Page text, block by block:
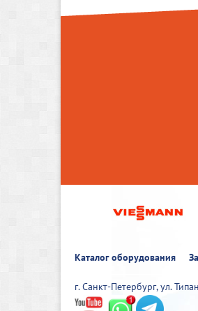
Каталог оборудования
г. Санкт-Петербург, ул.